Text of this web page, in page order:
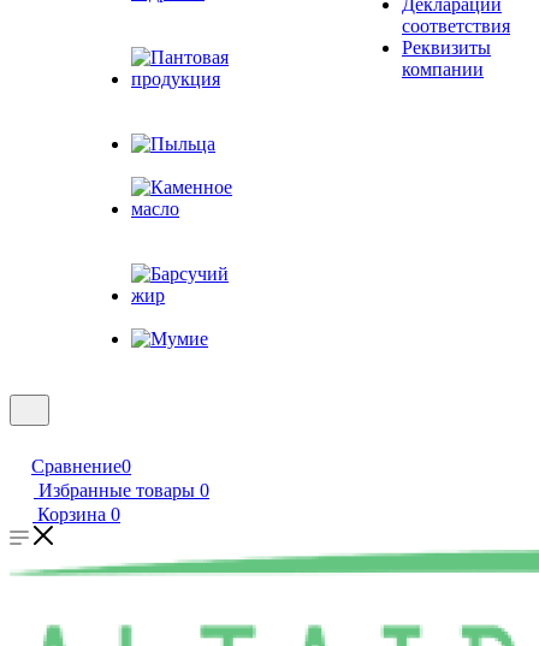
Декларации
соответствия
Реквизиты
компании
Сравнение0
Избранные товары 0
Корзина 0